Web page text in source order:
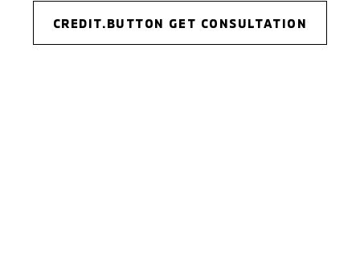
CREDIT.BUTTON GET CONSULTATION